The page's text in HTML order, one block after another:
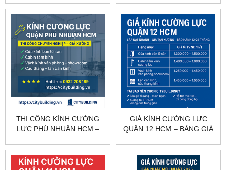
CITYBUILDING
THI CÔNG KÍNH CƯỜNG
LỰC PHÚ NHUẬN HCM –
ĐẶT CITYBUILDING
GIÁ KÍNH CƯỜNG LỰC
QUẬN 12 HCM – BẢNG GIÁ
CITYBUILDING